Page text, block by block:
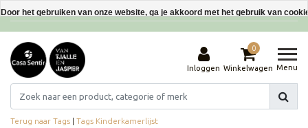
Interieurdecoraties van gerecyclede materialen
Inloggen
0
Winkelwagen Menu
Terug naar Tags | Tags Kinderkamerlijst
Door het gebruiken van onze website, ga je akkoord met het gebruik van